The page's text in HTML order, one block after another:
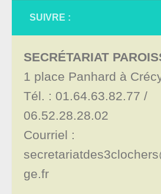
SUIVRE :
SECRÉTARIAT
1 place Panhard à
Tél. : 01.64.63.82.77 /
06.52.28.28.02
Courriel :
ge.fr